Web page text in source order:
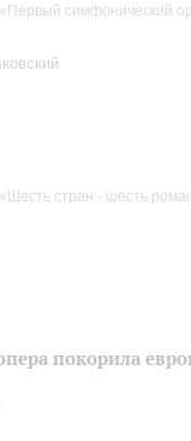
симфонический
стран - шесть
покорила